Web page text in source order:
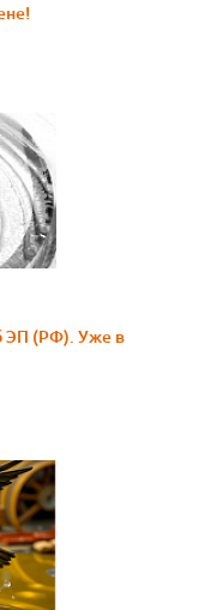
ЭП (РФ). Уже в